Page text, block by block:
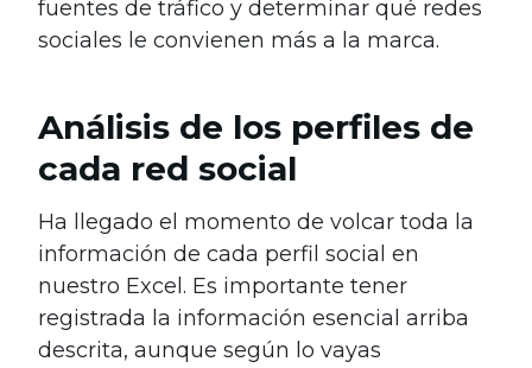
fuentes de tráfico y determinar qué redes
sociales le convienen más a la marca.
Análisis de los perfiles de
cada red social
Ha llegado el momento de volcar toda la
información de cada perfil social en
nuestro Excel. Es importante tener
registrada la información esencial arriba
descrita, aunque según lo vayas